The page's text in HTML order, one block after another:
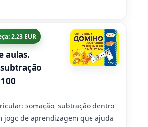
2.23 EUR
aulas.
somação, subtração dentro
jogo de aprendizagem que ajuda